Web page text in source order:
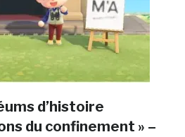
d’histoire
du confinement » –